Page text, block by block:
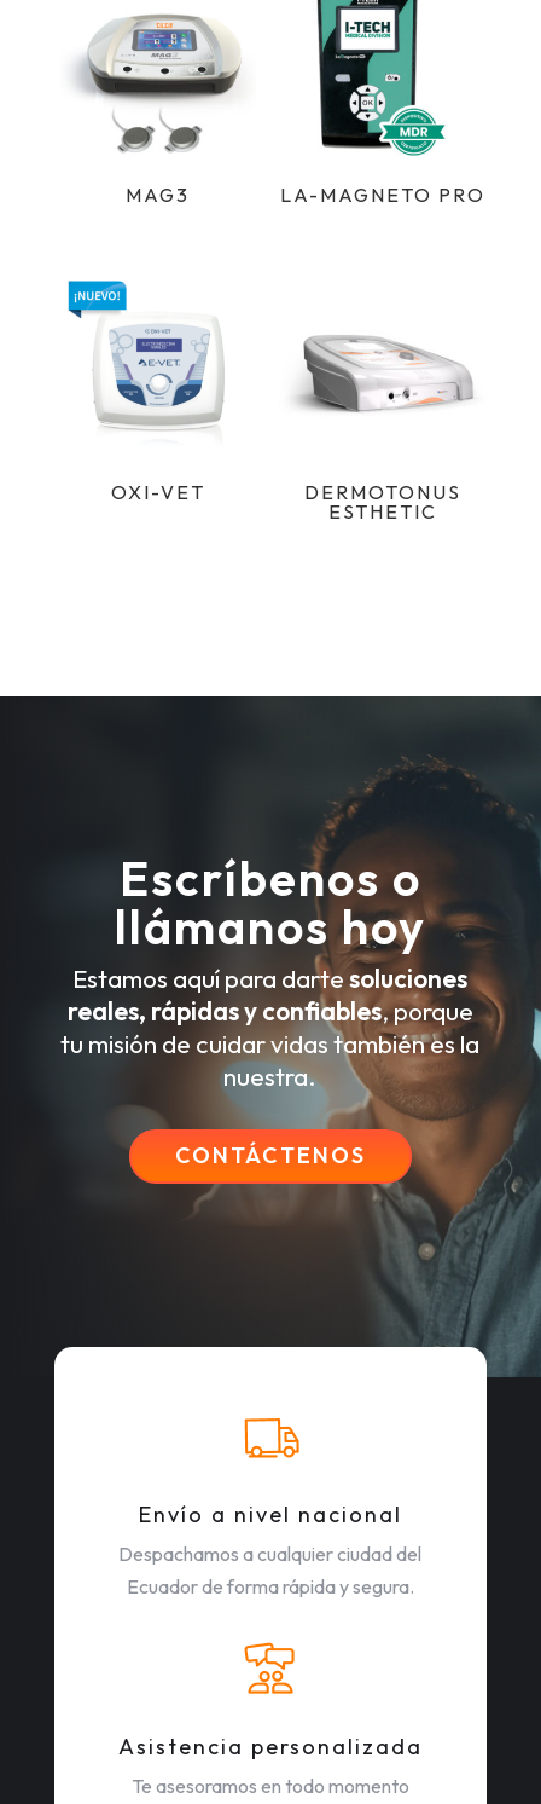
MAG3 LA-MAGNETO PRO
OXI-VET
DERMOTONUS
ESTHETIC
Escríbenos o
llámanos hoy
Estamos aquí para dartesoluciones
reales, rápidas y confiables, porque
tu misión de cuidar vidas también es la
nuestra.
CONTÁCTENOS
Envío a nivel nacional
Despachamos a cualquier ciudad del
Ecuador de forma rápida y segura.
Asistencia personalizada
Te asesoramos en todo momento